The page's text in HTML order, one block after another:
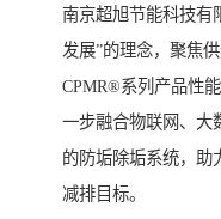
南京超旭节能科技有
发展”的理念，聚焦
CPMR®系列产品性
一步融合物联网、大
的防垢除垢系统，助
减排目标。